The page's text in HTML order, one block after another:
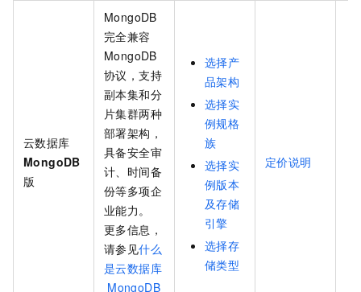
云数据库
MongoDB
版
MongoDB
完全兼容
MongoDB
协议，支持
副本集和分
片集群两种
部署架构，
具备安全审
计、时间备
份等多项企
业能力。
更多信息，
请参见什么
是云数据库
MongoDB
选择产
品架构
选择实
例规格
族
选择实
例版本
及存储
引擎
选择存
储类型
定价说明